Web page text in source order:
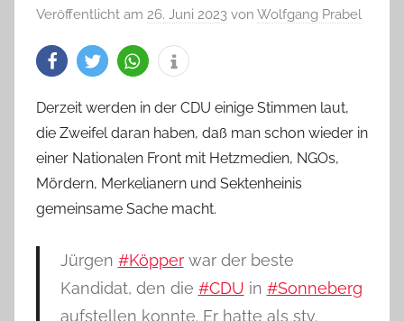
Veröffentlicht am 26. Juni 2023 von Wolfgang Prabel
Derzeit werden in der CDU einige Stimmen laut,
die Zweifel daran haben, daß man schon wieder in
einer Nationalen Front mit Hetzmedien, NGOs,
Mördern, Merkelianern und Sektenheinis
gemeinsame Sache macht.
Jürgen #Köpperwar der beste
Kandidat, den die #CDU in #Sonneberg
aufstellen konnte. Er hatte als stv.